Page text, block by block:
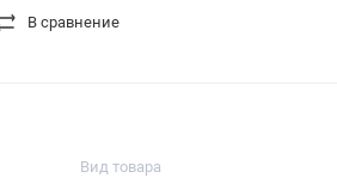
В сравнение
Вид товара